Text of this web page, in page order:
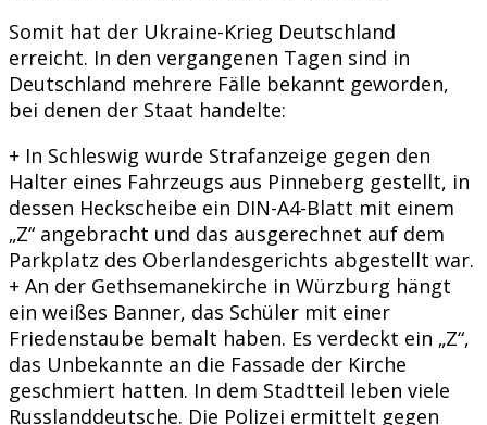
Somit hat der Ukraine-Krieg Deutschland
erreicht. In den vergangenen Tagen sind in
Deutschland mehrere Fälle bekannt geworden,
bei denen der Staat handelte:
+ In Schleswig wurde Strafanzeige gegen den
Halter eines Fahrzeugs aus Pinneberg gestellt, in
dessen Heckscheibe ein DIN-A4-Blatt mit einem
„Z“ angebracht und das ausgerechnet auf dem
Parkplatz des Oberlandesgerichts abgestellt war.
+ An der Gethsemanekirche in Würzburg hängt
ein weißes Banner, das Schüler mit einer
Friedenstaube bemalt haben. Es verdeckt ein „Z“,
das Unbekannte an die Fassade der Kirche
geschmiert hatten. In dem Stadtteil leben viele
Russlanddeutsche. Die Polizei ermittelt gegen